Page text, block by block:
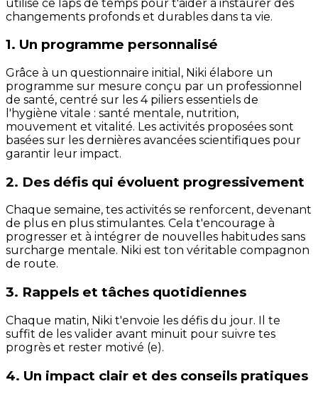
utilise ce laps de temps pour t'aider à instaurer des
changements profonds et durables dans ta vie.
1. Un programme personnalisé
Grâce à un questionnaire initial, Niki élabore un
programme sur mesure conçu par un professionnel
de santé, centré sur les 4 piliers essentiels de
l'hygiène vitale : santé mentale, nutrition,
mouvement et vitalité. Les activités proposées sont
basées sur les dernières avancées scientifiques pour
garantir leur impact.
2. Des défis qui évoluent progressivement
Chaque semaine, tes activités se renforcent, devenant
de plus en plus stimulantes. Cela t'encourage à
progresser et à intégrer de nouvelles habitudes sans
surcharge mentale. Niki est ton véritable compagnon
de route.
3. Rappels et tâches quotidiennes
Chaque matin, Niki t'envoie les défis du jour. Il te
suffit de les valider avant minuit pour suivre tes
progrès et rester motivé (e).
4. Un impact clair et des conseils pratiques